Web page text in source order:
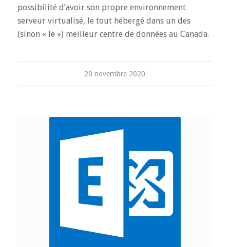
possibilité d’avoir son propre environnement
serveur virtualisé, le tout hébergé dans un des
(sinon « le ») meilleur centre de données au Canada.
20 novembre 2020